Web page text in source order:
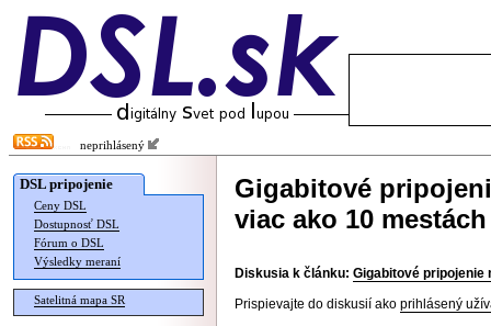
neprihlásený
DSL pripojenie
Ceny DSL
Dostupnosť DSL
Fórum o DSL
Výsledky meraní
Satelitná mapa SR
Gigabitové
viac ako 10 mestách
Diskusia k článku: Gigabitové pripojenie
Prispievajte do diskusií ako prihlásený